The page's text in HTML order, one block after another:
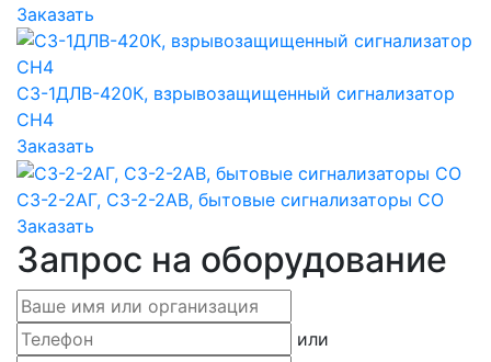
Заказать
СЗ-1ДЛВ-420К, взрывозащищенный сигнализатор
CH4
Заказать
СЗ-2-2АГ, СЗ-2-2АВ, бытовые сигнализаторы CO
Заказать
Запрос на оборудование
или